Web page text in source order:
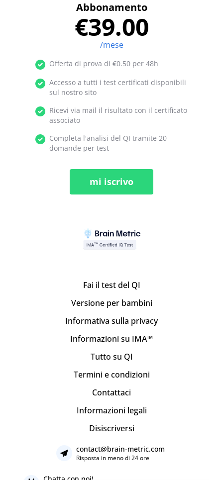
Abbonamento
€39.00
/mese
Offerta di prova di €0.50 per 48h
Accesso a tutti i test certificati disponibili
sul nostro sito
Ricevi via mail il risultato con il certificato
associato
Completa l'analisi del QI tramite 20
domande per test
mi iscrivo
Fai il test del QI
Versione per bambini
Informativa sulla privacy
Informazioni su IMA™
Tutto su QI
Termini e condizioni
Contattaci
Informazioni legali
Disiscriversi
contact@brain-metric.com
Risposta in meno di 24 ore